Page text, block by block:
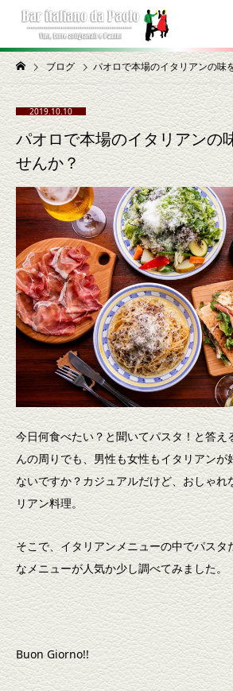
ブログ パオロで本場のイタリアンの味
2019.10.10
パオロで本場のイタリアンの
せんか？
今日何食べたい？と聞いてパスタ！と答え
んの周りでも、男性も女性もイタリアンが
ないですか？カジュアルだけど、おしゃれ
リアン料理。
そこで、イタリアンメニューの中でパスタ
なメニューが人気か少し調べてみました。
Buon Giorno!!